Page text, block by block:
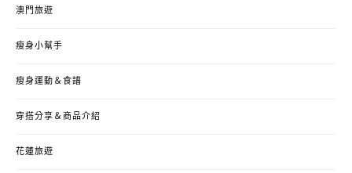
澳門旅遊
瘦身小幫手
瘦身運動＆食譜
穿搭分享＆商品介紹
花蓮旅遊